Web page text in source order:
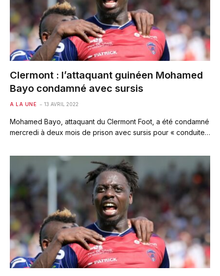
Clermont : l’attaquant guinéen Mohamed
Bayo condamné avec sursis
A LA UNE 13 AVRIL 2022
Mohamed Bayo, attaquant du Clermont Foot, a été condamné
mercredi à deux mois de prison avec sursis pour « conduite…